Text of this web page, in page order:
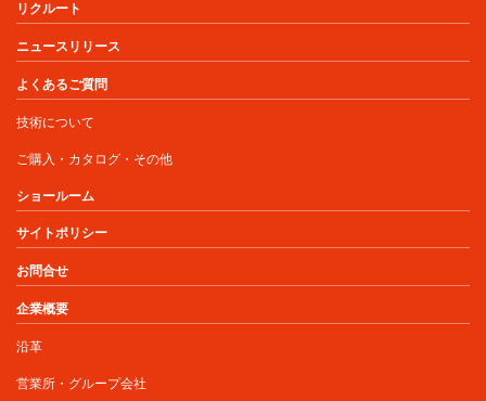
リクルート
ニュースリリース
よくあるご質問
技術について
ご購入・カタログ・その他
ショールーム
サイトポリシー
お問合せ
企業概要
沿革
営業所・グループ会社